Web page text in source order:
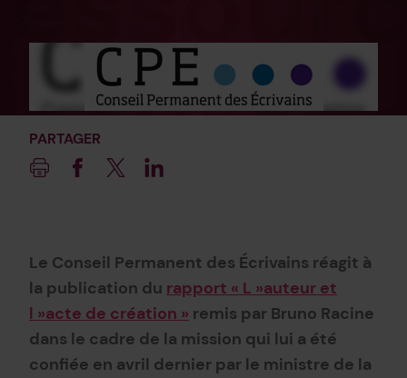
PARTAGER
Le Conseil Permanent des Écrivains réagit à
la publication du rapport « L »auteur et
l »acte de création » remis par Bruno Racine
dans le cadre de la mission qui lui a été
confiée en avril dernier par le ministre de la